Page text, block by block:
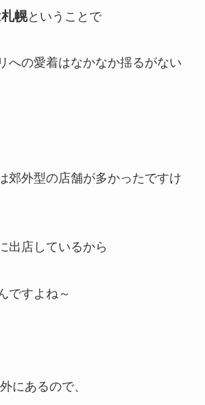
幌ということで
への愛着はなかなか揺るがない
郊外型の店舗が多かったですけ
出店しているから
ですよね～
にあるので、